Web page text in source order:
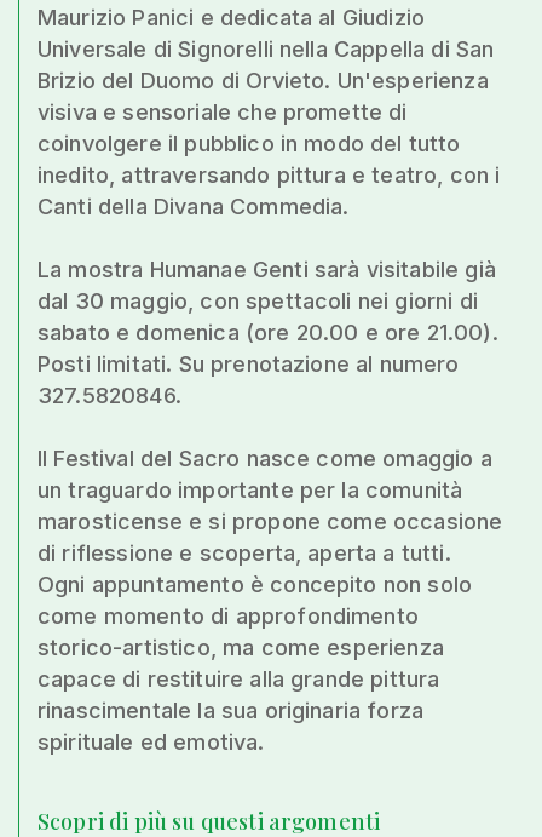
Maurizio Panici e dedicata al Giudizio
Universale di Signorelli nella Cappella di San
Brizio del Duomo di Orvieto. Un'esperienza
visiva e sensoriale che promette di
coinvolgere il pubblico in modo del tutto
inedito, attraversando pittura e teatro, con i
Canti della Divana Commedia.
La mostra Humanae Genti sarà visitabile già
dal 30 maggio, con spettacoli nei giorni di
sabato e domenica (ore 20.00 e ore 21.00).
Posti limitati. Su prenotazione al numero
327.5820846.
Il Festival del Sacro nasce come omaggio a
un traguardo importante per la comunità
marosticense e si propone come occasione
di riflessione e scoperta, aperta a tutti.
Ogni appuntamento è concepito non solo
come momento di approfondimento
storico-artistico, ma come esperienza
capace di restituire alla grande pittura
rinascimentale la sua originaria forza
spirituale ed emotiva.
Scopri di più su questi argomenti